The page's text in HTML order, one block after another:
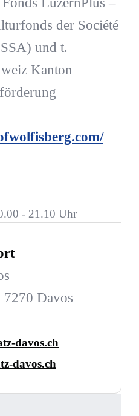
der Société
und t.
Kanton
- 21.10 Uhr
7270 Davos
davos.ch
davos.ch